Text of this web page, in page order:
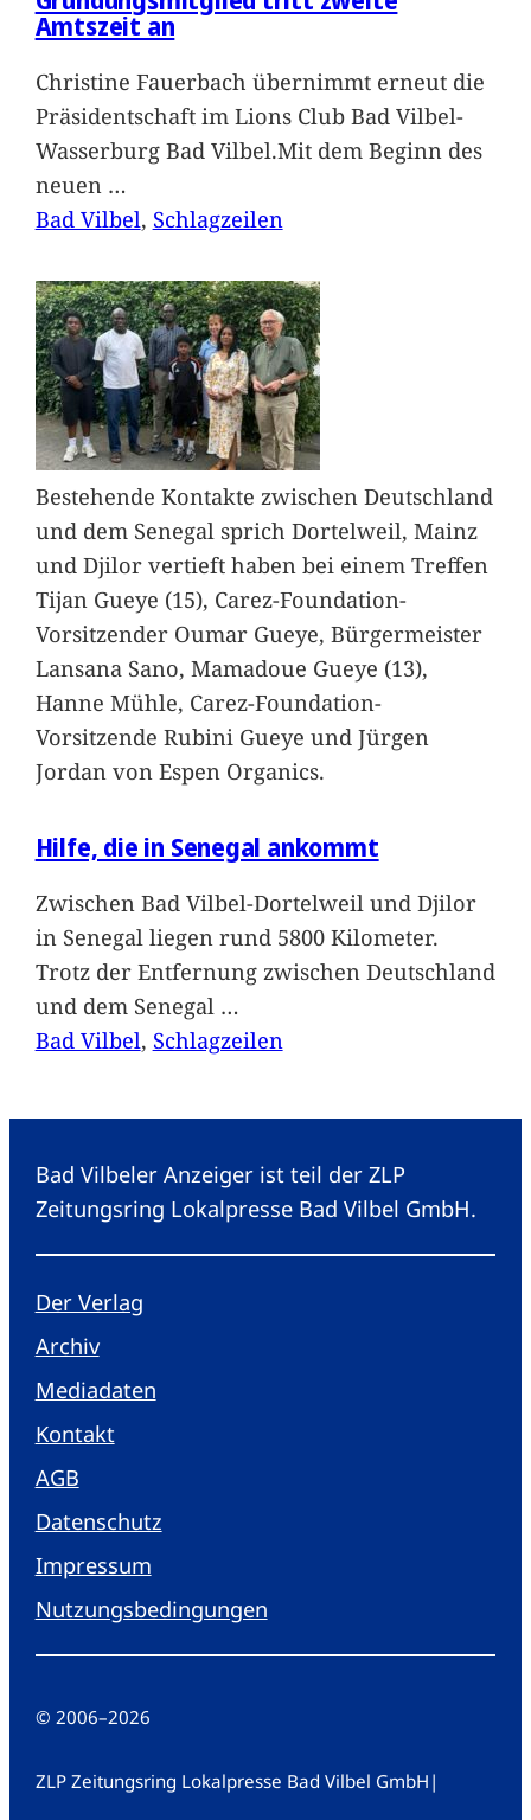
Amtszeit an
Christine Fauerbach übernimmt erneut die
Präsidentschaft im Lions Club Bad Vilbel-
Wasserburg Bad Vilbel.Mit dem Beginn des
neuen …
Bad Vilbel, Schlagzeilen
Bestehende Kontakte zwischen Deutschland
und dem Senegal sprich Dortelweil, Mainz
und Djilor vertieft haben bei einem Treffen
Tijan Gueye (15), Carez-Foundation-
Vorsitzender Oumar Gueye, Bürgermeister
Lansana Sano, Mamadoue Gueye (13),
Hanne Mühle, Carez-Foundation-
Vorsitzende Rubini Gueye und Jürgen
Jordan von Espen Organics.
Hilfe, die in Senegal ankommt
Zwischen Bad Vilbel-Dortelweil und Djilor
in Senegal liegen rund 5800 Kilometer.
Trotz der Entfernung zwischen Deutschland
und dem Senegal …
Bad Vilbel, Schlagzeilen
Bad Vilbeler Anzeiger ist teil der ZLP
Zeitungsring Lokalpresse Bad Vilbel GmbH.
Der Verlag
Archiv
Mediadaten
Kontakt
AGB
Datenschutz
Impressum
Nutzungsbedingungen
© 2006–2026
ZLP Zeitungsring Lokalpresse Bad Vilbel GmbH |